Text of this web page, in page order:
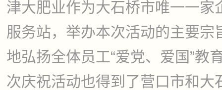
津大肥业作为大石桥市唯一一家
服务站，举办本次活动的主要宗
地弘扬全体员工“爱党、爱国”教
次庆祝活动也得到了营口市和大